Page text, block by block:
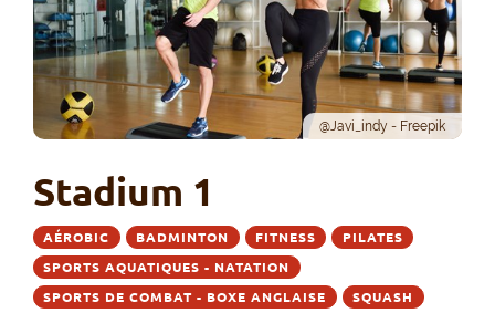
@Javi_indy - Freepik
Stadium 1
AÉROBIC BADMINTON FITNESS PILATES
SPORTS AQUATIQUES - NATATION
SPORTS DE COMBAT - BOXE ANGLAISE SQUASH